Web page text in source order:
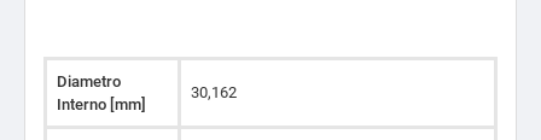
Diametro
Interno [mm]
30,162